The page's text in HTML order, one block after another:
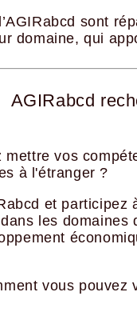
sont
domaine, qui
AGIRabcd
mettre vos
à l'étranger ?
et participez
les domaines
vous pouvez